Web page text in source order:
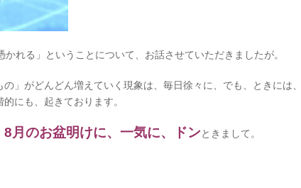
かれる」ということについて、お話させていただきましたが。
」がどんどん増えていく現象は、毎日徐々に、でも、ときには、
にも、起きております。
8月のお盆明けに、一気に、ドンときまして。